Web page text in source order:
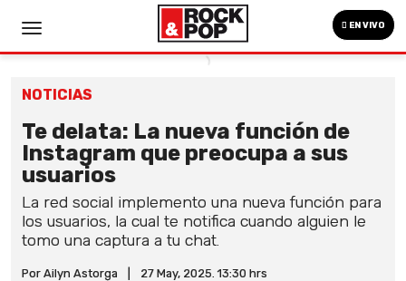
EN VIVO
NOTICIAS
Te delata: La nueva función de
Instagram que preocupa a sus
usuarios
La red social implemento una nueva función para
los usuarios, la cual te notifica cuando alguien le
tomo una captura a tu chat.
Por Ailyn Astorga 27 May, 2025. 13:30 hrs